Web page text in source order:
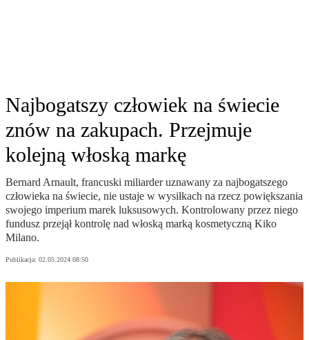
Najbogatszy człowiek na świecie
znów na zakupach. Przejmuje
kolejną włoską markę
Bernard Arnault, francuski miliarder uznawany za najbogatszego
człowieka na świecie, nie ustaje w wysiłkach na rzecz powiększania
swojego imperium marek luksusowych. Kontrolowany przez niego
fundusz przejął kontrolę nad włoską marką kosmetyczną Kiko
Milano.
Publikacja: 02.05.2024 08:50